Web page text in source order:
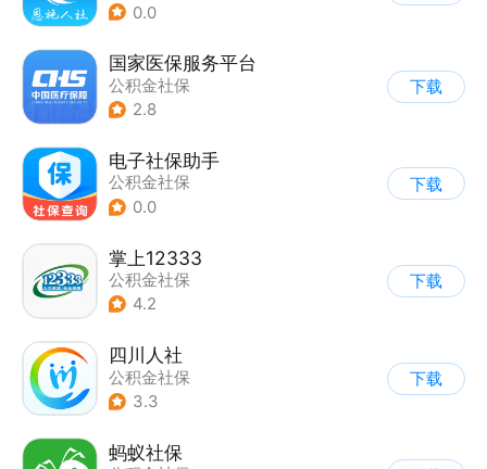
0.0
国家医保服务平台
公积金社保
2.8
下载
电子社保助手
公积金社保
0.0
下载
掌上12333
公积金社保
4.2
下载
四川人社
公积金社保
3.3
下载
蚂蚁社保